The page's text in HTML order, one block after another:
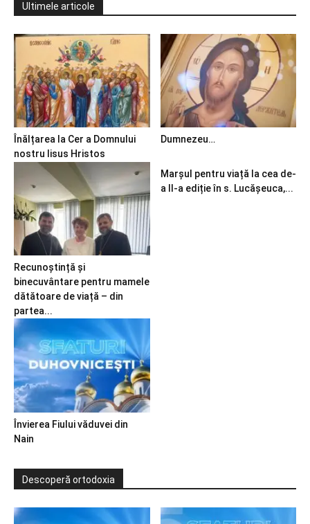
Ultimele articole
Înălțarea la Cer a Domnului
nostru Iisus Hristos
Dumnezeu…
Recunoștință și
binecuvântare pentru mamele
dătătoare de viață – din
partea...
Marșul pentru viață la cea de-
a II-a ediție în s. Lucășeuca,...
Învierea Fiului văduvei din
Nain
Descoperă ortodoxia